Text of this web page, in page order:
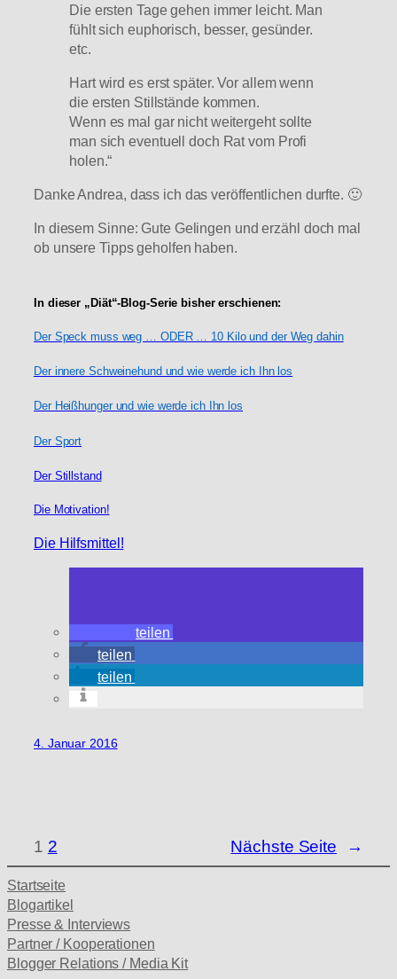
Die ersten Tage gehen immer leicht. Man
fühlt sich euphorisch, besser, gesünder.
etc.
Hart wird es erst später. Vor allem wenn
die ersten Stillstände kommen.
Wenn es mal gar nicht weitergeht sollte
man sich eventuell doch Rat vom Profi
holen.“
Danke Andrea, dass ich das veröffentlichen durfte. 🙂
In diesem Sinne: Gute Gelingen und erzähl doch mal
ob unsere Tipps geholfen haben.
In dieser „Diät“-Blog-Serie bisher erschienen:
Der Speck muss weg … ODER … 10 Kilo und der Weg dahin
Der innere Schweinehund und wie werde ich Ihn los
Der Heißhunger und wie werde ich Ihn los
Der Sport
Der Stillstand
Die Motivation!
Die Hilfsmittel!
teilen
teilen
teilen
4. Januar 2016
1 2 Nächste Seite →
Startseite
Blogartikel
Presse & Interviews
Partner / Kooperationen
Blogger Relations / Media Kit